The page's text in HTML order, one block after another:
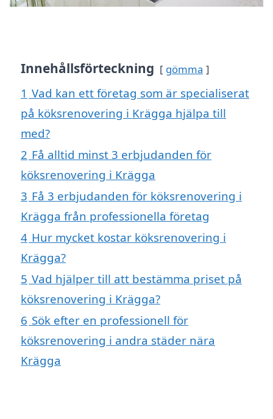
Innehållsförteckning gömma
1 Vad kan ett företag som är specialiserat
på köksrenovering i Krägga hjälpa till
med?
2 Få alltid minst 3 erbjudanden för
köksrenovering i Krägga
3 Få 3 erbjudanden för köksrenovering i
Krägga från professionella företag
4 Hur mycket kostar köksrenovering i
Krägga?
5 Vad hjälper till att bestämma priset på
köksrenovering i Krägga?
6 Sök efter en professionell för
köksrenovering i andra städer nära
Krägga